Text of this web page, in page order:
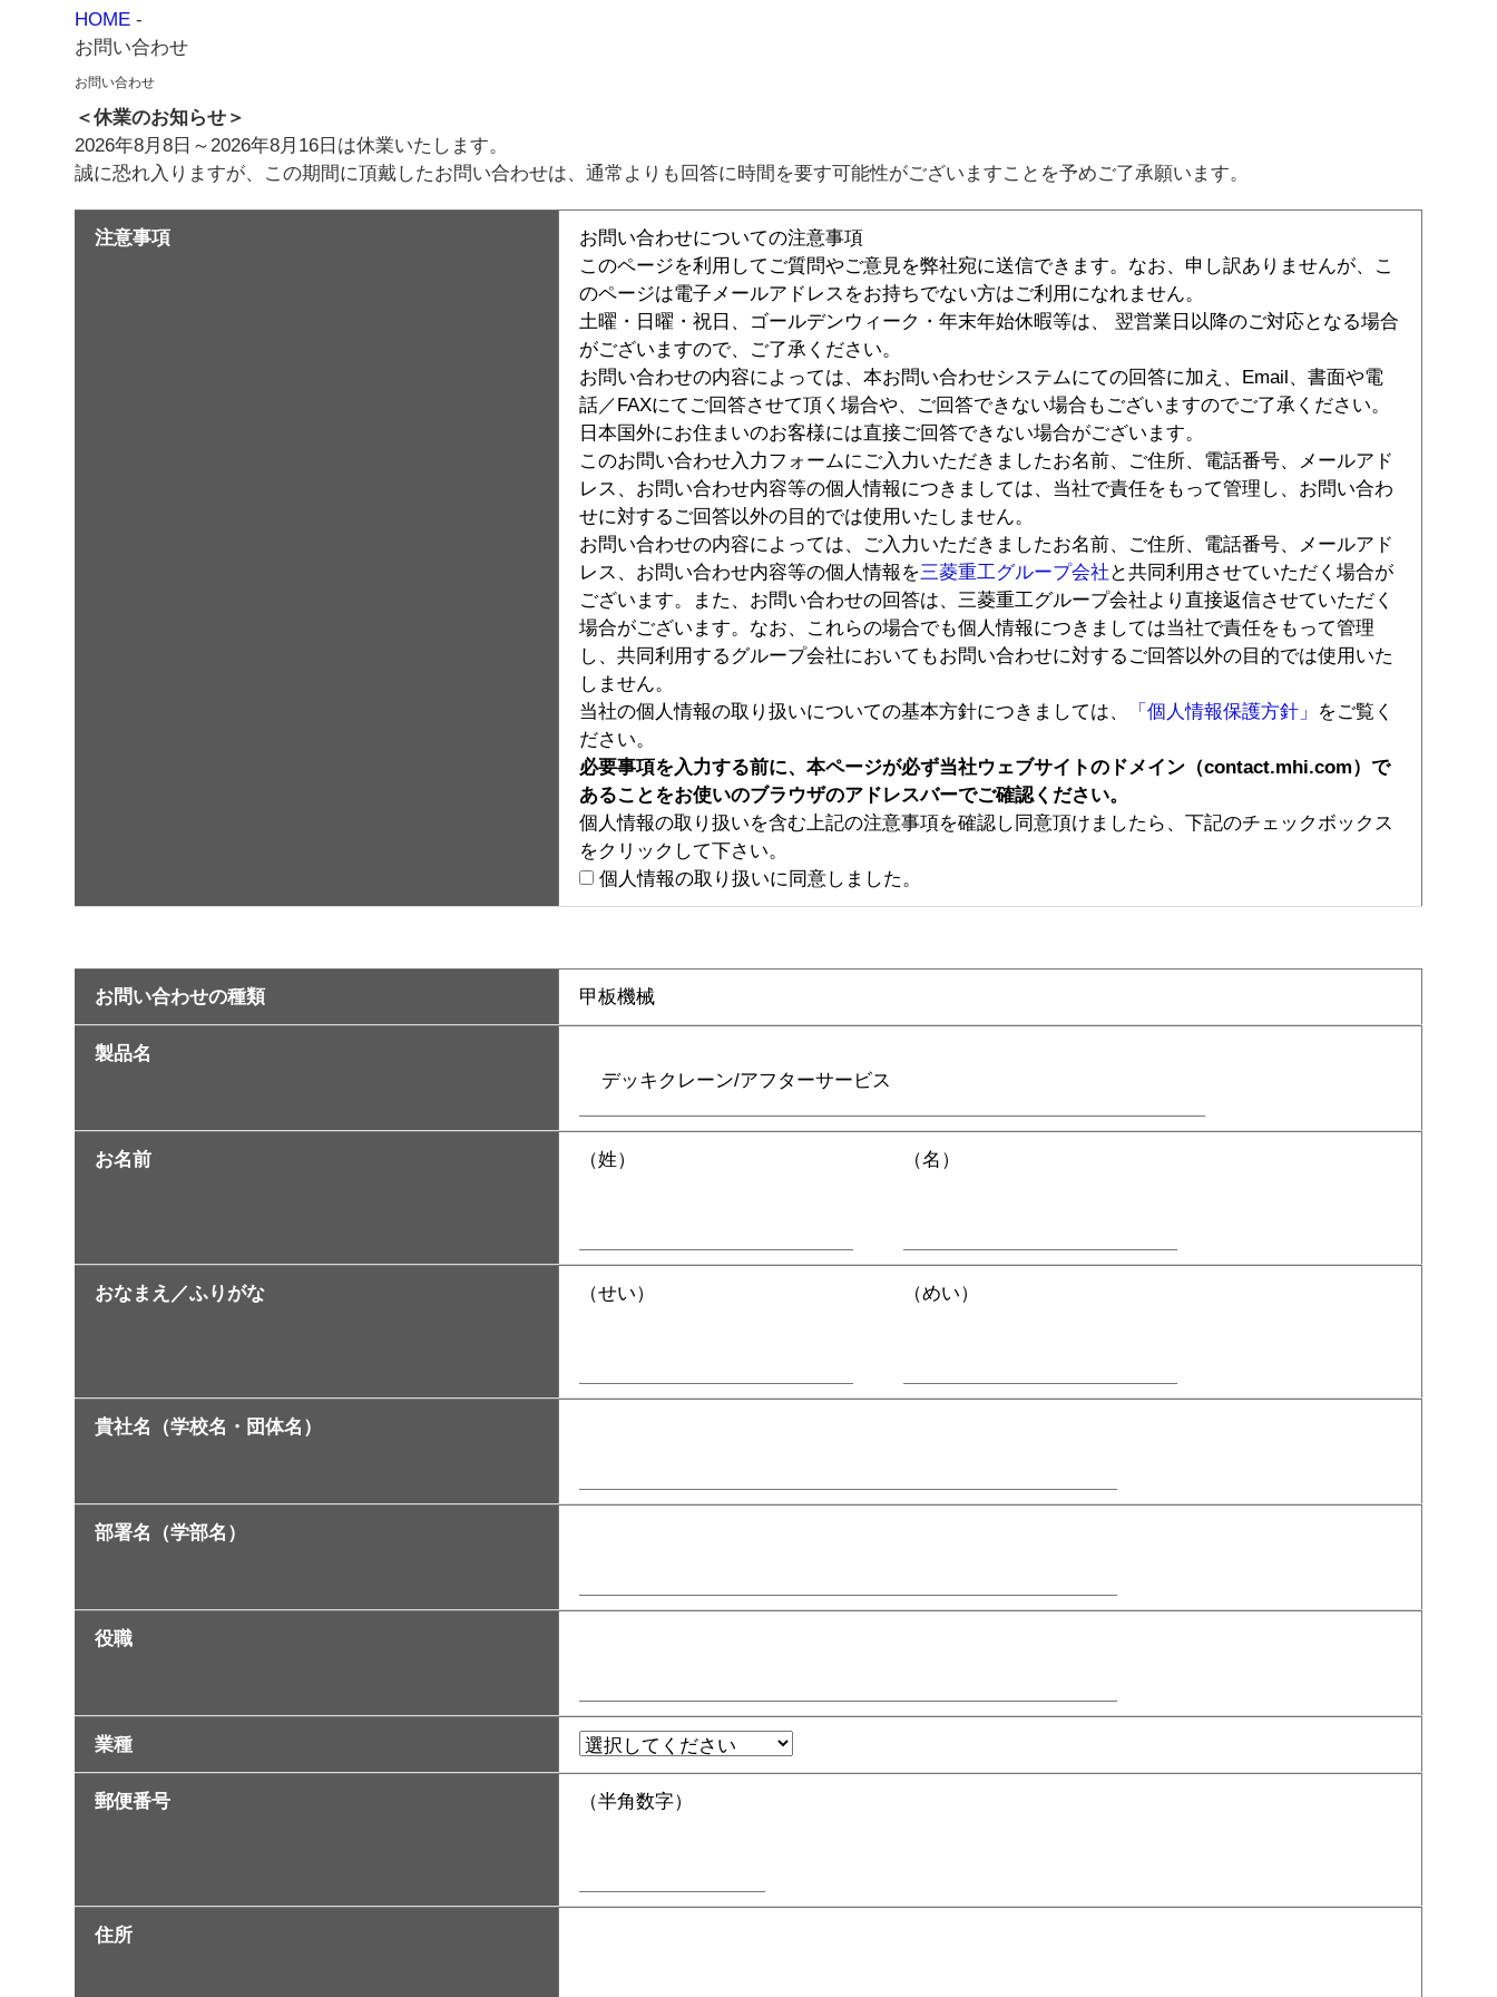
HOME -
お問い合わせ
お問い合わせ
＜休業のお知らせ＞
2026年8月8日～2026年8月16日は休業いたします。
誠に恐れ入りますが、この期間に頂戴したお問い合わせは、通常よりも回答に時間を要す可能性がございますことを予めご了承願います。
注意事項
お問い合わせについての注意事項
このページを利用してご質問やご意見を弊社宛に送信できます。なお、申し訳ありませんが、こ
のページは電子メールアドレスをお持ちでない方はご利用になれません。
土曜・日曜・祝日、ゴールデンウィーク・年末年始休暇等は、 翌営業日以降のご対応となる場合
がございますので、ご了承ください。
お問い合わせの内容によっては、本お問い合わせシステムにての回答に加え、Email、書面や電
話／FAXにてご回答させて頂く場合や、ご回答できない場合もございますのでご了承ください。
日本国外にお住まいのお客様には直接ご回答できない場合がございます。
このお問い合わせ入力フォームにご入力いただきましたお名前、ご住所、電話番号、メールアド
レス、お問い合わせ内容等の個人情報につきましては、当社で責任をもって管理し、お問い合わ
せに対するご回答以外の目的では使用いたしません。
お問い合わせの内容によっては、ご入力いただきましたお名前、ご住所、電話番号、メールアド
レス、お問い合わせ内容等の個人情報を三菱重工グループ会社 と共同利用させていただく場合が
ございます。また、お問い合わせの回答は、三菱重工グループ会社より直接返信させていただく
場合がございます。なお、これらの場合でも個人情報につきましては当社で責任をもって管理
し、共同利用するグループ会社においてもお問い合わせに対するご回答以外の目的では使用いた
しません。
当社の個人情報の取り扱いについての基本方針につきましては、
「個人情報保護方針」
をご覧く
ださい。
必要事項を入力する前に、本ページが必ず当社ウェブサイトのドメイン（contact.mhi.com）で
あることをお使いのブラウザのアドレスバーでご確認ください。
個人情報の取り扱いを含む上記の注意事項を確認し同意頂けましたら、下記のチェックボックス
をクリックして下さい。
個人情報の取り扱いに同意しました。
お問い合わせの種類 甲板機械
製品名
お名前 （姓） （名）
おなまえ／ふりがな （せい） （めい）
貴社名（学校名・団体名）
部署名（学部名）
役職
業種
郵便番号 （半角数字）
住所